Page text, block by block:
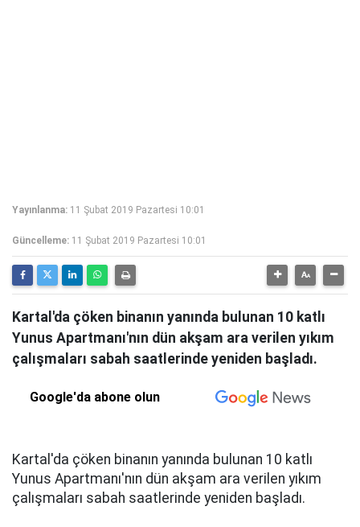
Yayınlanma: 11 Şubat 2019 Pazartesi 10:01
Güncelleme: 11 Şubat 2019 Pazartesi 10:01
Kartal'da çöken binanın yanında bulunan 10 katlı
Yunus Apartmanı'nın dün akşam ara verilen yıkım
çalışmaları sabah saatlerinde yeniden başladı.
Google'da abone olun
Kartal'da çöken binanın yanında bulunan 10 katlı
Yunus Apartmanı'nın dün akşam ara verilen yıkım
çalışmaları sabah saatlerinde yeniden başladı.